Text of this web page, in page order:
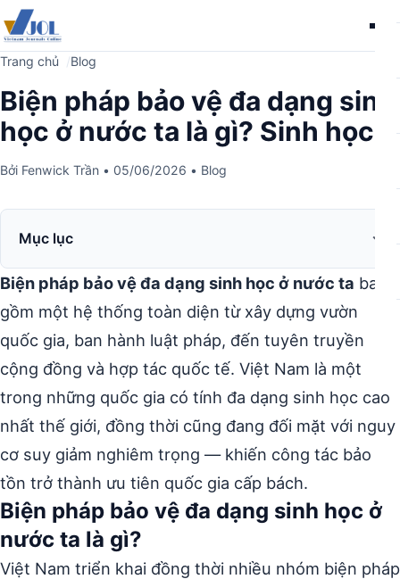
Trang chủ Blog
Biện pháp bảo vệ đa dạng sinh
học ở nước ta là gì? Sinh học
Bởi Fenwick Trần • 05/06/2026 • Blog
Mục lục
Biện pháp bảo vệ đa dạng sinh học ở nước ta bao
gồm một hệ thống toàn diện từ xây dựng vườn
quốc gia, ban hành luật pháp, đến tuyên truyền
cộng đồng và hợp tác quốc tế. Việt Nam là một
trong những quốc gia có tính đa dạng sinh học cao
nhất thế giới, đồng thời cũng đang đối mặt với nguy
cơ suy giảm nghiêm trọng — khiến công tác bảo
tồn trở thành ưu tiên quốc gia cấp bách.
Biện pháp bảo vệ đa dạng sinh học ở
nước ta là gì?
Việt Nam triển khai đồng thời nhiều nhóm biện pháp